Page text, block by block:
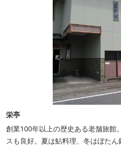
栄亭
創業100年以上の歴史ある老舗旅館
スも良好。夏は鮎料理、冬はぼた